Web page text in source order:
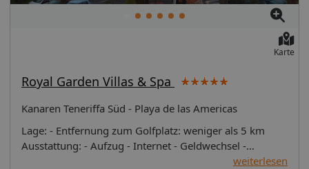
Karte
Royal Garden Villas & Spa
Kanaren Teneriffa Süd - Playa de las Americas
Lage: - Entfernung zum Golfplatz: weniger als 5 km
Ausstattung: - Aufzug - Internet - Geldwechsel -
Videospielraum - Gartenanlage - Terrasse - Klimaanlage
weiterlesen